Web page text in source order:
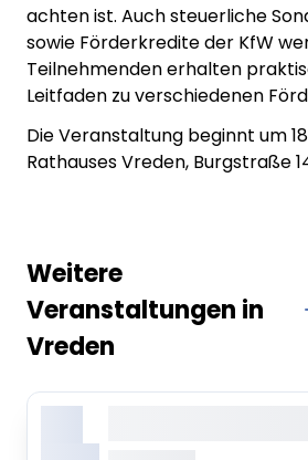
achten ist. Auch steuerliche
sowie Förderkredite der KfW
Teilnehmenden erhalten
Leitfaden zu verschiedenen
Die Veranstaltung beginnt um
Rathauses Vreden, Burgstraße
Weitere
Veranstaltungen in
Vreden